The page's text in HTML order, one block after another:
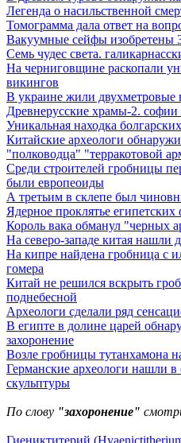
Легенда о насильственной
Томограмма дала ответ на
Вакуумные сейфы изобретены
Семь чудес света.
На черниговщине раскопали
викингов
В украине жили двухметровые
Древнерусские храмы-2.
Уникальная находка
Китайские археологи
"полководца" "терракотовой
Среди строителей гробницы
были европеоиды
А третьим в склепе был
Ядерное проклятье египетских
Король вака обманул "черных
На северо-западе китая нашли
На кипре найдена гробница с
гомера
Китай не решился вскрыть
поднебесной
Археологи сделали ряд
В египте в долине царей
захоронение
Возле гробницы тутанхамона
Германские археологи нашли в
скульптуры
По слову "захоронение"
Гиениктитерий